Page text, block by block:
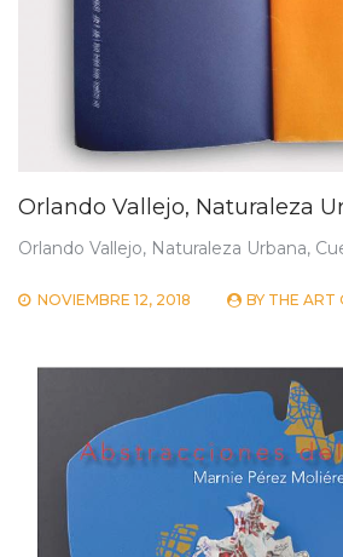
Orlando Vallejo, Naturaleza
Orlando Vallejo, Naturaleza Urbana,
NOVIEMBRE 12, 2018 BY THE ART